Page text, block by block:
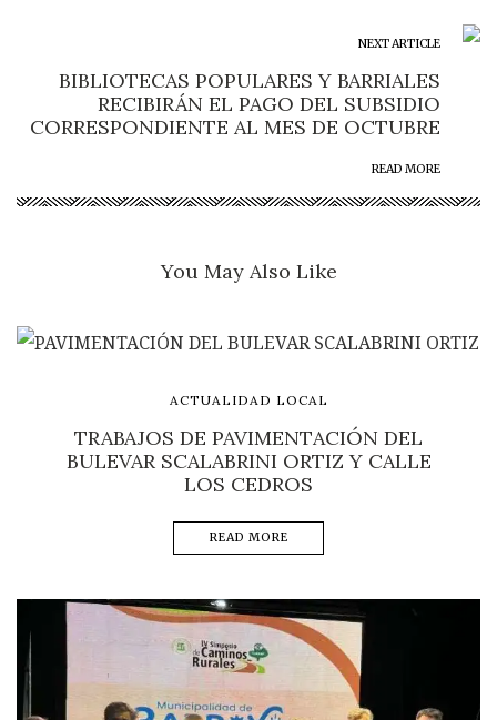
NEXT ARTICLE
BIBLIOTECAS POPULARES Y BARRIALES
RECIBIRÁN EL PAGO DEL SUBSIDIO
CORRESPONDIENTE AL MES DE OCTUBRE
READ MORE
You May Also Like
ACTUALIDAD LOCAL
TRABAJOS DE PAVIMENTACIÓN DEL
BULEVAR SCALABRINI ORTIZ Y CALLE
LOS CEDROS
READ MORE